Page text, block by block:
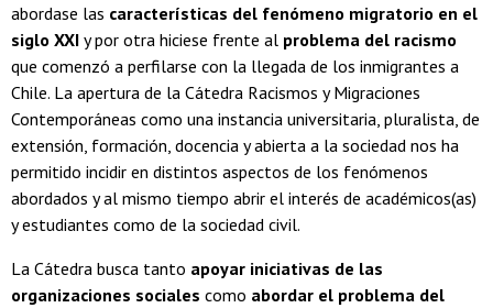
abordase las características del fenómeno migratorio en el
siglo XXI y por otra hiciese frente al problema del racismo
que comenzó a perfilarse con la llegada de los inmigrantes a
Chile. La apertura de la Cátedra Racismos y Migraciones
Contemporáneas como una instancia universitaria, pluralista, de
extensión, formación, docencia y abierta a la sociedad nos ha
permitido incidir en distintos aspectos de los fenómenos
abordados y al mismo tiempo abrir el interés de académicos(as)
y estudiantes como de la sociedad civil.
La Cátedra busca tanto apoyar iniciativas de las
organizaciones sociales como abordar el problema del